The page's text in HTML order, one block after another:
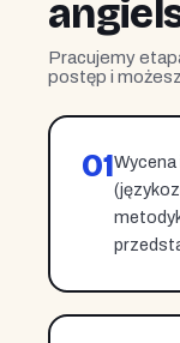
Pracujemy
postęp i
01